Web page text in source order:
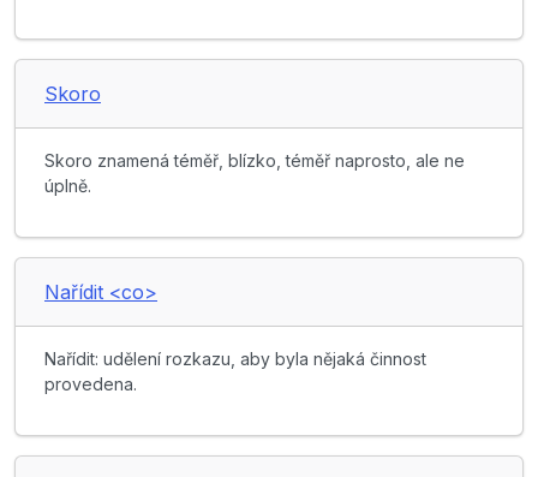
Skoro
Skoro znamená téměř, blízko, téměř naprosto, ale ne
úplně.
Nařídit <co>
Nařídit: udělení rozkazu, aby byla nějaká činnost
provedena.